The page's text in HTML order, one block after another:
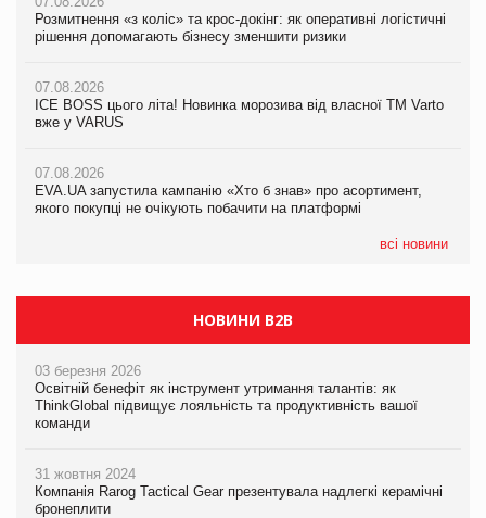
Розмитнення «з коліс» та крос-докінг: як оперативні логістичні
рішення допомагають бізнесу зменшити ризики
07.08.2026
ICE BOSS цього літа! Новинка морозива від власної ТМ Varto
вже у VARUS
07.08.2026
EVA.UA запустила кампанію «Хто б знав» про асортимент,
якого покупці не очікують побачити на платформі
всі новини
07.08.2026
EVA.UA запустила кампанію «Хто б знав» про асортимент,
06.08.2026
Смачна новинка для хвостатих: у VARUS з’явилися паучі
05.08.2026
Мережа супермаркетів VARUS купує мережу магазинів
Kraft Heinz скоротила збиток у першому півріччі
Продажі Hugo Boss впали на 9%
НОВИНИ B2B
03 березня 2026
Освітній бенефіт як інструмент утримання талантів: як
ThinkGlobal підвищує лояльність та продуктивність вашої
команди
31 жовтня 2024
Компанія Rarog Tactical Gear презентувала надлегкі керамічні
бронеплити